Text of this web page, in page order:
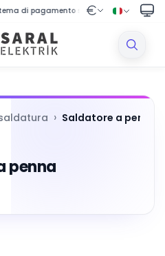
sicuro 🚚 Spedizione gratuita per
› Saldatore a penna
penna